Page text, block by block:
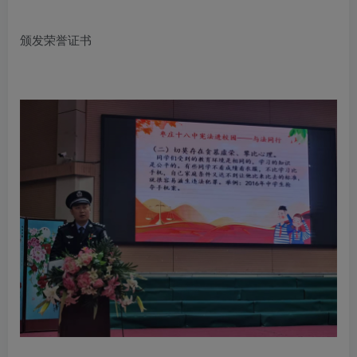
颁发荣誉证书